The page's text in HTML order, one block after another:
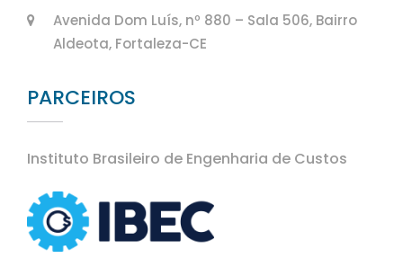
Avenida Dom Luís, nº 880 – Sala 506, Bairro
Aldeota, Fortaleza-CE
PARCEIROS
Instituto Brasileiro de Engenharia de Custos